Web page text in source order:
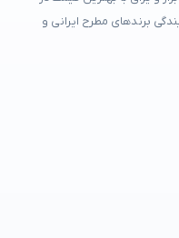
برندهای مطرح ایرانی و